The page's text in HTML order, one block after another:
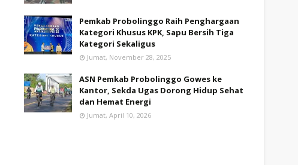
Pemkab Probolinggo Raih Penghargaan
Kategori Khusus KPK, Sapu Bersih Tiga
Kategori Sekaligus
Jumat, November 28, 2025
ASN Pemkab Probolinggo Gowes ke
Kantor, Sekda Ugas Dorong Hidup Sehat
dan Hemat Energi
Jumat, April 10, 2026